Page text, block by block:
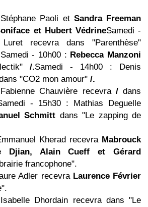
Paoli et Sandra Freeman
et Hubert VédrineSamedi -
recevra dans "Parenthèse"
Samedi - 10h00 : Rebecca Manzoni
/.Samedi - 14h00 : Denis
"CO2 mon amour" /.
Chauvière recevra / dans
- 15h30 : Mathias Deguelle
Schmitt dans "Le zapping de
Kherad recevra Mabrouck
Djian, Alain Cueff et Gérard
francophone".
Adler recevra Laurence Février
Dhordain recevra dans "Le